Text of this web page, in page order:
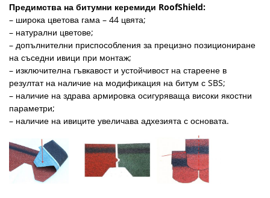
Предимства на битумни керемиди RoofShield:
– широка цветова гама – 44 цвята;
– натурални цветове;
– допълнителни приспособления за прецизно позициониране
на съседни ивици при монтаж;
– изключителна гъвкавост и устойчивост на стареене в
резултат на наличие на модификация на битум с SBS;
– наличие на здрава армировка осигуряваща високи якостни
параметри;
– наличие на ивиците увеличава адхезията с основата.